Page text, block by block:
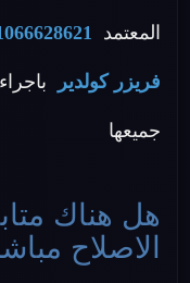
المعتمد
فريزر كولدير
جميعها
هل هناك
الاصلاح